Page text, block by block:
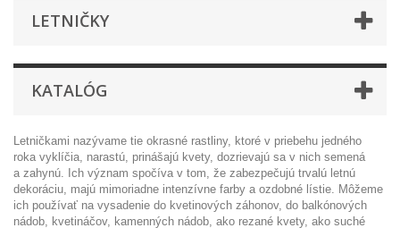
LETNIČKY
KATALÓG
Letničkami nazývame tie okrasné rastliny, ktoré v priebehu jedného
roka vyklíčia, narastú, prinášajú kvety, dozrievajú sa v nich semená
a zahynú. Ich význam spočíva v tom, že zabezpečujú trvalú letnú
dekoráciu, majú mimoriadne intenzívne farby a ozdobné lístie. Môžeme
ich používať na vysadenie do kvetinových záhonov, do balkónových
nádob, kvetináčov, kamenných nádob, ako rezané kvety, ako suché